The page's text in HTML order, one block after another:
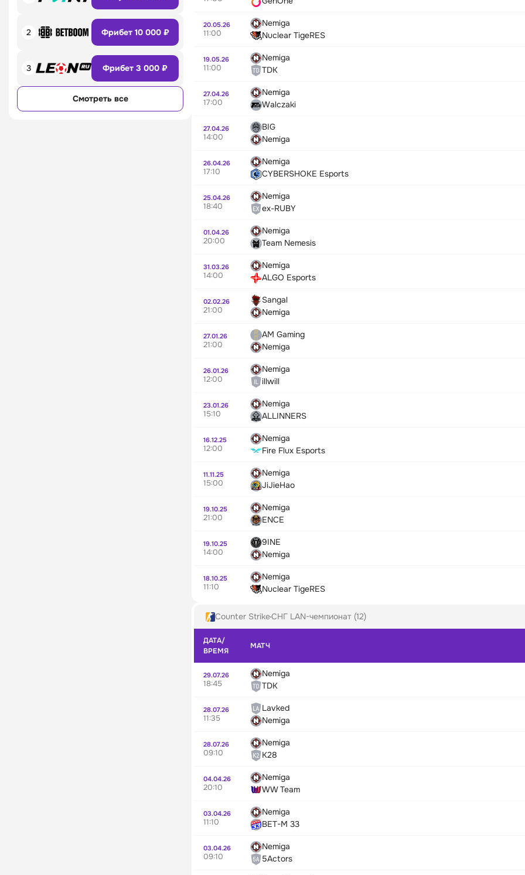
2 Фрибет 10 000 ₽
3 Фрибет 3 000 ₽
Смотреть все
20.05.26
11:00
Nemiga
Nuclear TigeRES
19.05.26
11:00
Nemiga
TDK
27.04.26
17:00
Nemiga
Walczaki
27.04.26
14:00
BIG
Nemiga
26.04.26
17:10
Nemiga
CYBERSHOKE Esports
25.04.26
18:40
Nemiga
ex-RUBY
01.04.26
20:00
Nemiga
Team Nemesis
31.03.26
14:00
Nemiga
ALGO Esports
02.02.26
21:00
Sangal
Nemiga
27.01.26
21:00
AM Gaming
Nemiga
26.01.26
12:00
Nemiga
illwill
23.01.26
15:10
Nemiga
ALLINNERS
16.12.25
12:00
Nemiga
Fire Flux Esports
11.11.25
15:00
Nemiga
JiJieHao
19.10.25
21:00
Nemiga
ENCE
19.10.25
14:00
9INE
Nemiga
18.10.25
11:10
Nemiga
Nuclear TigeRES
Counter StrikeСНГ LAN-чемпионат (12)
ДАТА/
ВРЕМЯ
МАТЧ
29.07.26
18:45
Nemiga
TDK
28.07.26
11:35
Lavked
Nemiga
28.07.26
09:10
Nemiga
K28
04.04.26
20:10
Nemiga
WW Team
03.04.26
11:10
Nemiga
BET-M 33
03.04.26
09:10
Nemiga
5Actors